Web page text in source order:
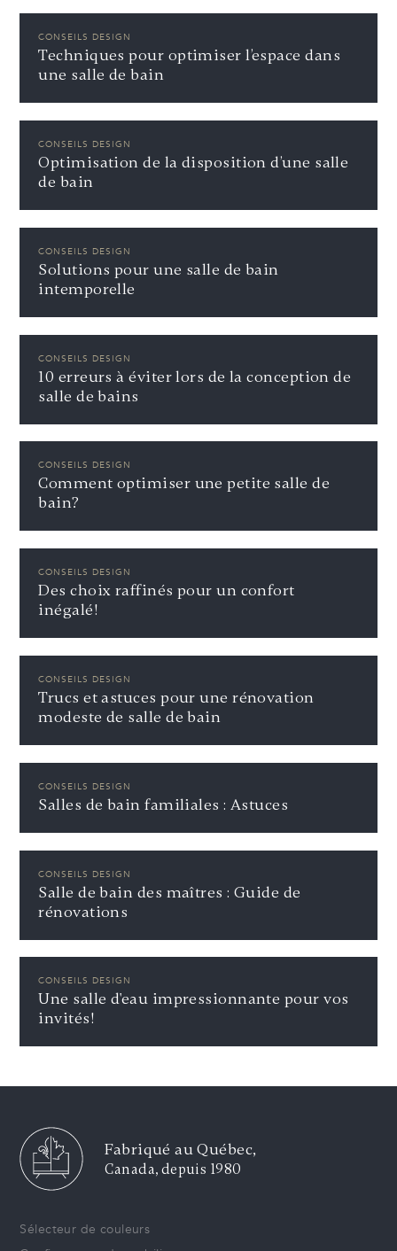
CONSEILS DESIGN
Techniques pour optimiser l’espace dans
une salle de bain
CONSEILS DESIGN
Optimisation de la disposition d’une salle
de bain
CONSEILS DESIGN
Solutions pour une salle de bain
intemporelle
CONSEILS DESIGN
10 erreurs à éviter lors de la conception de
salle de bains
CONSEILS DESIGN
Comment optimiser une petite salle de
bain?
CONSEILS DESIGN
Des choix raffinés pour un confort
inégalé!
CONSEILS DESIGN
Trucs et astuces pour une rénovation
modeste de salle de bain
CONSEILS DESIGN
Salles de bain familiales : Astuces
CONSEILS DESIGN
Salle de bain des maîtres : Guide de
rénovations
CONSEILS DESIGN
Une salle d'eau impressionnante pour vos
invités!
Fabriqué au Québec,
Canada, depuis 1980
Sélecteur de couleurs